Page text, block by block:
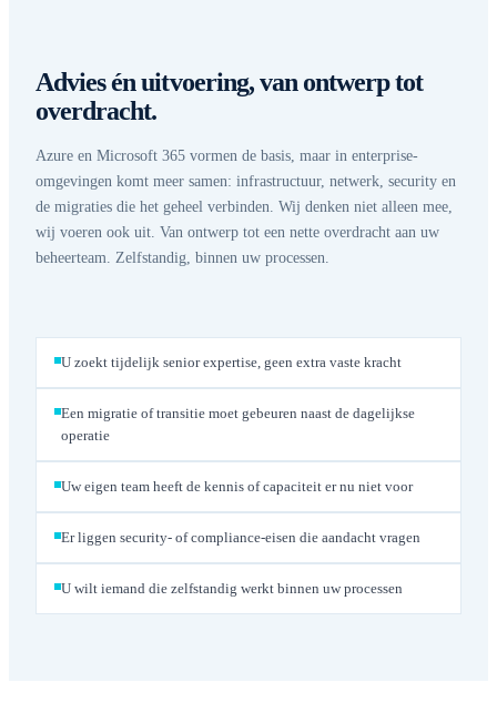
Advies én uitvoering, van ontwerp tot
overdracht.
Azure en Microsoft 365 vormen de basis, maar in enterprise-
omgevingen komt meer samen: infrastructuur, netwerk, security en
de migraties die het geheel verbinden. Wij denken niet alleen mee,
wij voeren ook uit. Van ontwerp tot een nette overdracht aan uw
beheerteam. Zelfstandig, binnen uw processen.
U zoekt tijdelijk senior expertise, geen extra vaste kracht
Een migratie of transitie moet gebeuren naast de dagelijkse
operatie
Uw eigen team heeft de kennis of capaciteit er nu niet voor
Er liggen security- of compliance-eisen die aandacht vragen
U wilt iemand die zelfstandig werkt binnen uw processen